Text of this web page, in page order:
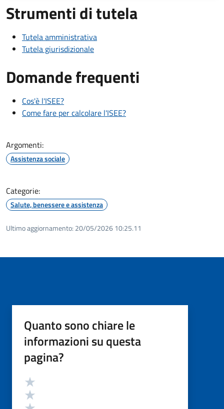
Strumenti di tutela
Tutela amministrativa
Tutela giurisdizionale
Domande frequenti
Cos'è l'ISEE?
Come fare per calcolare l'ISEE?
Argomenti:
Assistenza sociale
Categorie:
Salute, benessere e assistenza
Ultimo aggiornamento: 20/05/2026 10:25.11
Quanto sono chiare le
informazioni su questa
pagina?
Valutazione